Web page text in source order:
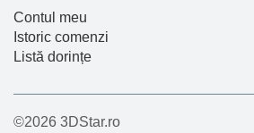
Contul meu
Istoric comenzi
Listă dorințe
©2026 3DStar.ro